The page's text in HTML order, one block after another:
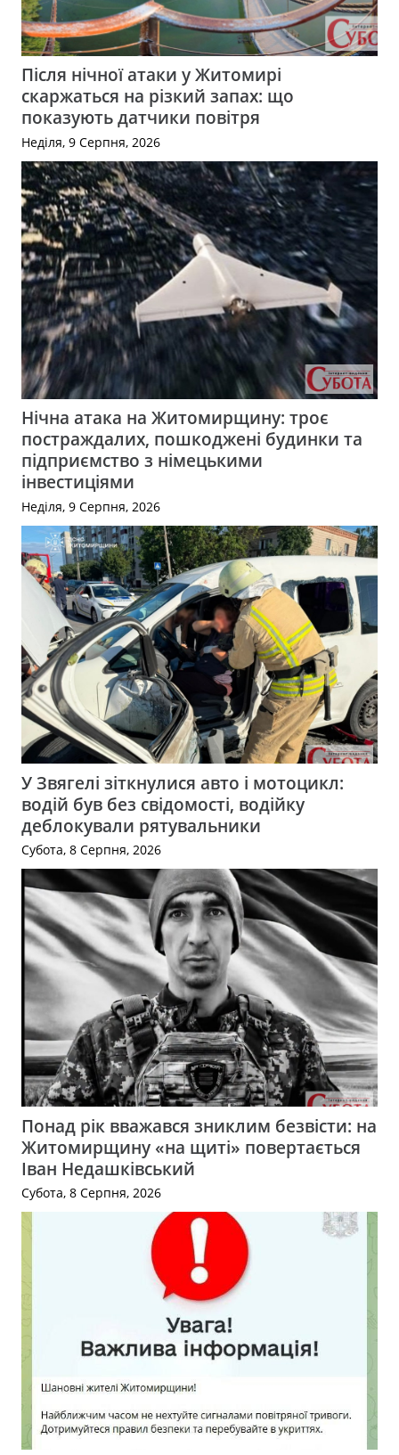
Після нічної атаки у Житомирі
скаржаться на різкий запах: що
показують датчики повітря
Неділя, 9 Серпня, 2026
Нічна атака на Житомирщину: троє
постраждалих, пошкоджені будинки та
підприємство з німецькими
інвестиціями
Неділя, 9 Серпня, 2026
У Звягелі зіткнулися авто і мотоцикл:
водій був без свідомості, водійку
деблокували рятувальники
Субота, 8 Серпня, 2026
Понад рік вважався зниклим безвісти: на
Житомирщину «на щиті» повертається
Іван Недашківський
Субота, 8 Серпня, 2026